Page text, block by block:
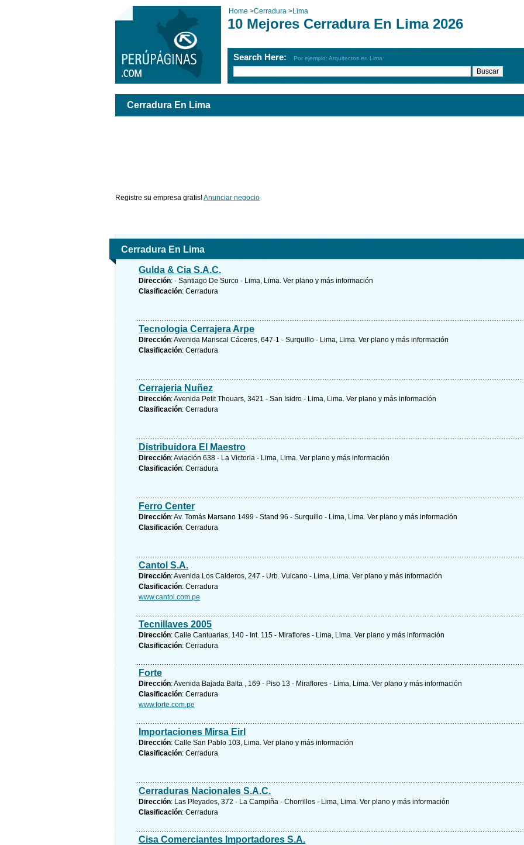
Home >Cerradura >Lima
10 Mejores Cerradura En Lima 2026
Search Here: Por ejemplo: Arquitectos en Lima
Cerradura En Lima
Registre su empresa gratis!Anunciar negocio
Cerradura En Lima
Gulda & Cia S.A.C.
Dirección: - Santiago De Surco - Lima, Lima. Ver plano y más información
Clasificación: Cerradura
Tecnologia Cerrajera Arpe
Dirección: Avenida Mariscal Cáceres, 647-1 - Surquillo - Lima, Lima. Ver plano y más información
Clasificación: Cerradura
Cerrajeria Nuñez
Dirección: Avenida Petit Thouars, 3421 - San Isidro - Lima, Lima. Ver plano y más información
Clasificación: Cerradura
Distribuidora El Maestro
Dirección: Aviación 638 - La Victoria - Lima, Lima. Ver plano y más información
Clasificación: Cerradura
Ferro Center
Dirección: Av. Tomás Marsano 1499 - Stand 96 - Surquillo - Lima, Lima. Ver plano y más información
Clasificación: Cerradura
Cantol S.A.
Dirección: Avenida Los Calderos, 247 - Urb. Vulcano - Lima, Lima. Ver plano y más información
Clasificación: Cerradura
www.cantol.com.pe
Tecnillaves 2005
Dirección: Calle Cantuarias, 140 - Int. 115 - Miraflores - Lima, Lima. Ver plano y más información
Clasificación: Cerradura
Forte
Dirección: Avenida Bajada Balta , 169 - Piso 13 - Miraflores - Lima, Lima. Ver plano y más información
Clasificación: Cerradura
www.forte.com.pe
Importaciones Mirsa Eirl
Dirección: Calle San Pablo 103, Lima. Ver plano y más información
Clasificación: Cerradura
Cerraduras Nacionales S.A.C.
Dirección: Las Pleyades, 372 - La Campiña - Chorrillos - Lima, Lima. Ver plano y más información
Clasificación: Cerradura
Cisa Comerciantes Importadores S.A.